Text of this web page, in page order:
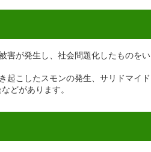
害が発生し、社会問題化したものをい
起こしたスモンの発生、サリドマイド
どがあります。